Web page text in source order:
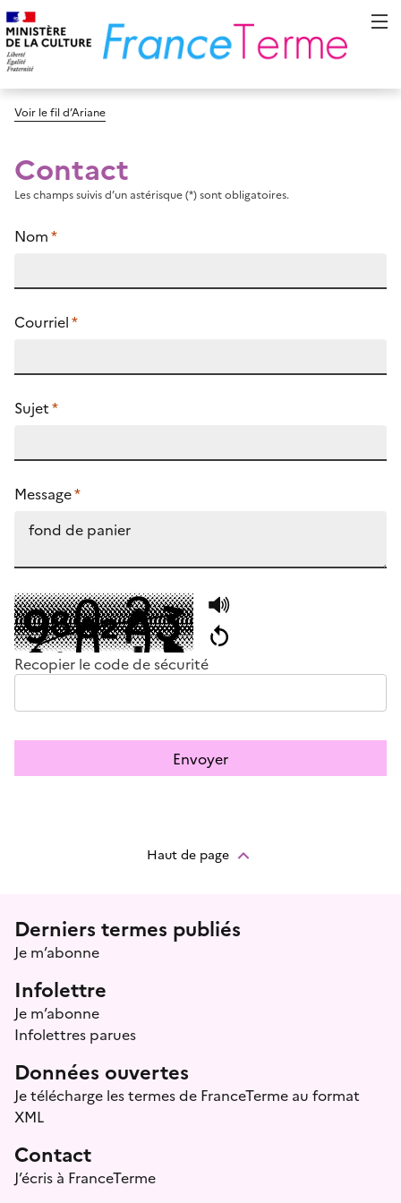
Voir le fil d’Ariane
Contact
Les champs suivis d’un astérisque (*) sont obligatoires.
Nom*
Courriel*
Sujet*
Message*
Recopier le code de sécurité
Envoyer
Haut de page
Menu prefooter
Derniers termes publiés
Je m’abonne
Infolettre
Je m’abonne
Infolettres parues
Données ouvertes
Je télécharge les termes de FranceTerme au format
XML
Contact
J’écris à FranceTerme